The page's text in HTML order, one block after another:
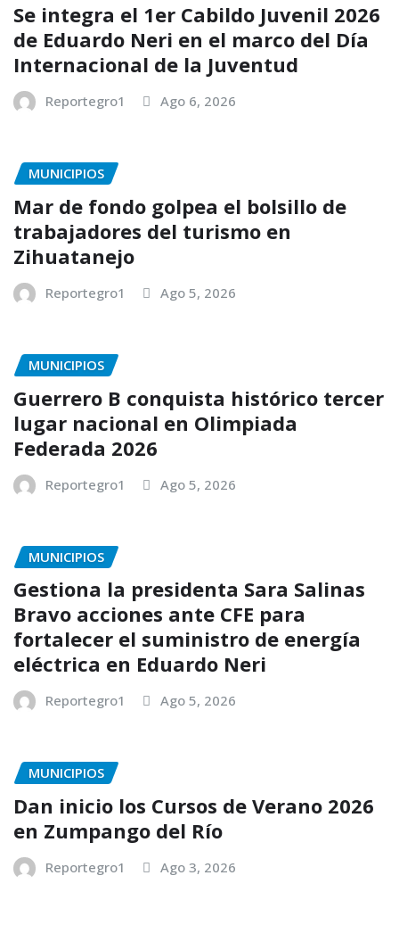
Se integra el 1er Cabildo Juvenil 2026
de Eduardo Neri en el marco del Día
Internacional de la Juventud
Reportegro1 Ago 6, 2026
MUNICIPIOS
Mar de fondo golpea el bolsillo de
trabajadores del turismo en
Zihuatanejo
Reportegro1 Ago 5, 2026
MUNICIPIOS
Guerrero B conquista histórico tercer
lugar nacional en Olimpiada
Federada 2026
Reportegro1 Ago 5, 2026
MUNICIPIOS
Gestiona la presidenta Sara Salinas
Bravo acciones ante CFE para
fortalecer el suministro de energía
eléctrica en Eduardo Neri
Reportegro1 Ago 5, 2026
MUNICIPIOS
Dan inicio los Cursos de Verano 2026
en Zumpango del Río
Reportegro1 Ago 3, 2026